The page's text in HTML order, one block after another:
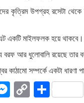
কৃত্রিম উপগ্রহ রসেটা
একটি মাইলফলক হয়ে থাকবে।
বরফ আর ধুলোবালি রয়েছে তার
সম্পর্কে একটা ধারণা
Messenger
CopyShare